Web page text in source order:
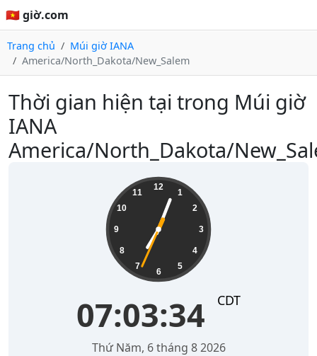
🇻🇳 giờ.com
Trang chủ
Múi giờ IANA
America/North_Dakota/New_Salem
Thời gian hiện tại trong Múi giờ
IANA
America/North_Dakota/
12
1
2
3
4
5
6
7
8
9
10
11
07:03:34 CDT
Thứ Năm, 6 tháng 8 2026